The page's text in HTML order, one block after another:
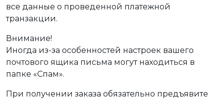
все данные о проведенной платежной
транзакции.
Внимание!
Иногда из-за особенностей настроек вашего
почтового ящика письма могут находиться в
папке «Спам».
При получении заказа обязательно предъявите